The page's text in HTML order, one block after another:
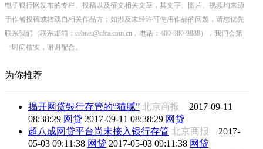
电子银行网发布的专栏、投稿以及征文相关文章，其文字、图片、视频均来源
于作者投稿或转载自相关作品方；如涉及未经许可使用作品的问题，请您优先
联系我们（联系邮箱：cebnet@cfca.com.cn，电话：400-880-9888），我们会第
一时间核实，谢谢配合。
为你推荐
揭开网贷银行存管的“猫腻” 北京商报 2017-09-11
08:38:29 网贷 2017-09-11 08:38:29 网贷
超八成网贷平台尚未接入银行存管 北京商报 2017-
05-03 09:11:38 网贷 2017-05-03 09:11:38 网贷